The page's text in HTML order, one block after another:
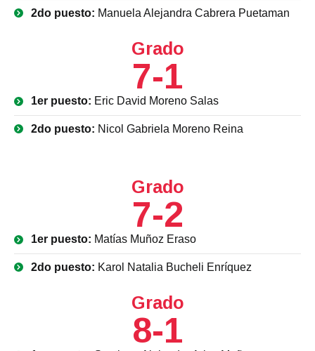
2do puesto: Manuela Alejandra Cabrera Puetaman
Grado
7-1
1er puesto: Eric David Moreno Salas
2do puesto: Nicol Gabriela Moreno Reina
Grado
7-2
1er puesto: Matías Muñoz Eraso
2do puesto: Karol Natalia Bucheli Enríquez
Grado
8-1